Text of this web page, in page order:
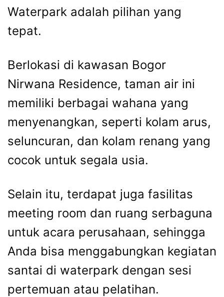
Waterpark adalah pilihan yang
tepat.
Berlokasi di kawasan Bogor
Nirwana Residence, taman air ini
memiliki berbagai wahana yang
menyenangkan, seperti kolam arus,
seluncuran, dan kolam renang yang
cocok untuk segala usia.
Selain itu, terdapat juga fasilitas
meeting room dan ruang serbaguna
untuk acara perusahaan, sehingga
Anda bisa menggabungkan kegiatan
santai di waterpark dengan sesi
pertemuan atau pelatihan.